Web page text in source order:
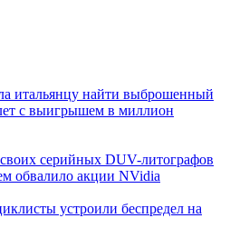
итальянцу найти выброшенный
с выигрышем в миллион
серийных DUV-литографов
обвалило акции NVidia
устроили беспредел на